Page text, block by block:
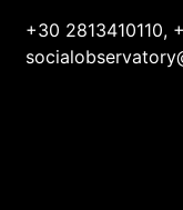
+30 2813410110,